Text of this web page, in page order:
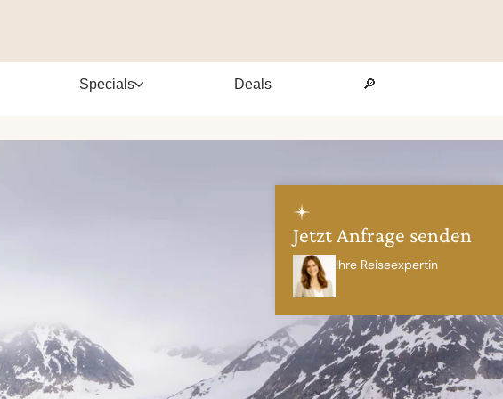
Jetzt Anfrage senden
Ihre Reiseexpertin
Specials Deals 🔎